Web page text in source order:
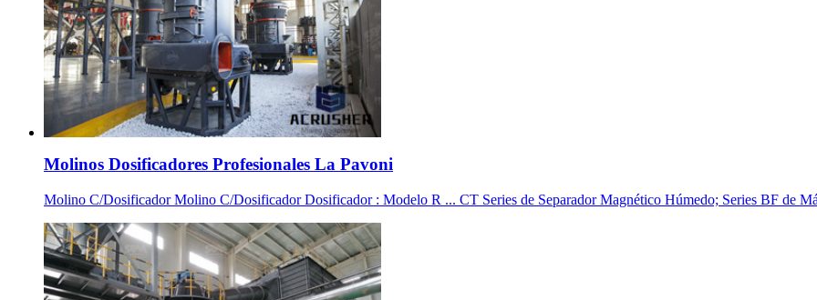
Molinos Dosificadores Profesionales La Pavoni
Molino C/Dosificador Molino C/Dosificador Dosificador : Modelo R ... CT Series de Separador Magnético Húmedo; Series BF de